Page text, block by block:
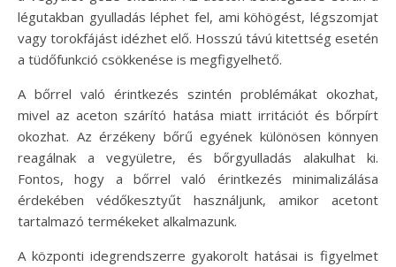
légutakban gyulladás léphet fel, ami köhögést, légszomjat
vagy torokfájást idézhet elő. Hosszú távú kitettség esetén
a tüdőfunkció csökkenése is megfigyelhető.
A bőrrel való érintkezés szintén problémákat okozhat,
mivel az aceton szárító hatása miatt irritációt és bőrpírt
okozhat. Az érzékeny bőrű egyének különösen könnyen
reagálnak a vegyületre, és bőrgyulladás alakulhat ki.
Fontos, hogy a bőrrel való érintkezés minimalizálása
érdekében védőkesztyűt használjunk, amikor acetont
tartalmazó termékeket alkalmazunk.
A központi idegrendszerre gyakorolt hatásai is figyelmet